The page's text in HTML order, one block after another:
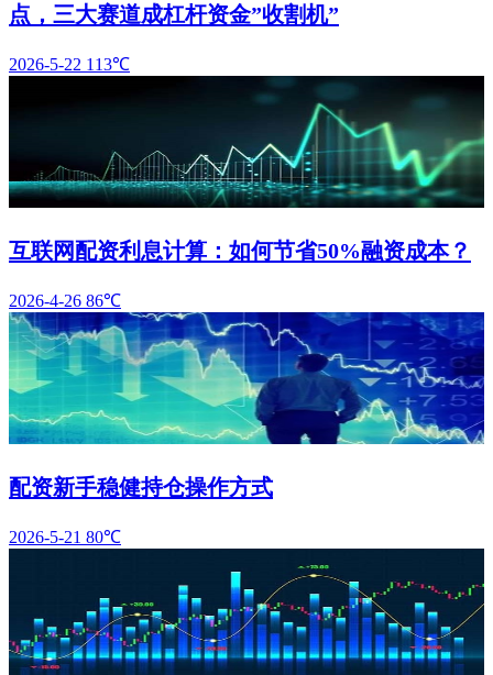
点，三大赛道成杠杆资金”收割机”
2026-5-22 113℃
互联网配资利息计算：如何节省50%融资成本？
2026-4-26 86℃
配资新手稳健持仓操作方式
2026-5-21 80℃